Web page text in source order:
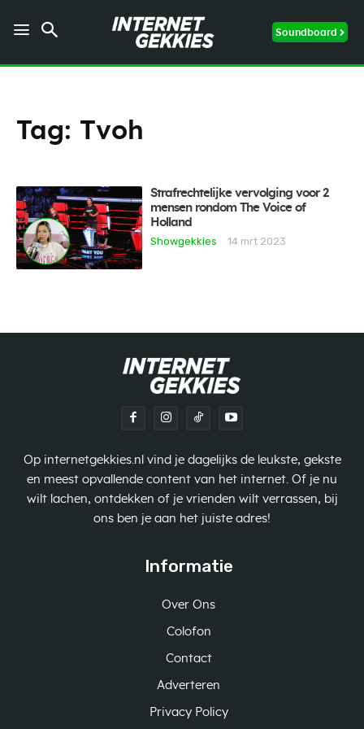
Soundboard
Tag: Tvoh
Strafrechtelijke vervolging voor 2
mensen rondom The Voice of
Holland
Showgekkies
14 mrt 2023
Op internetgekkies.nl vind je dagelijks de leukste, gekste
en meest opvallende content van het internet. Of je nu
wilt lachen, ontdekken of je vrienden wilt verrassen, bij
ons ben je aan het juiste adres!
Informatie
Over Ons
Colofon
Contact
Adverteren
Privacy Policy